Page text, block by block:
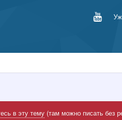
в эту тему(там можно писать без